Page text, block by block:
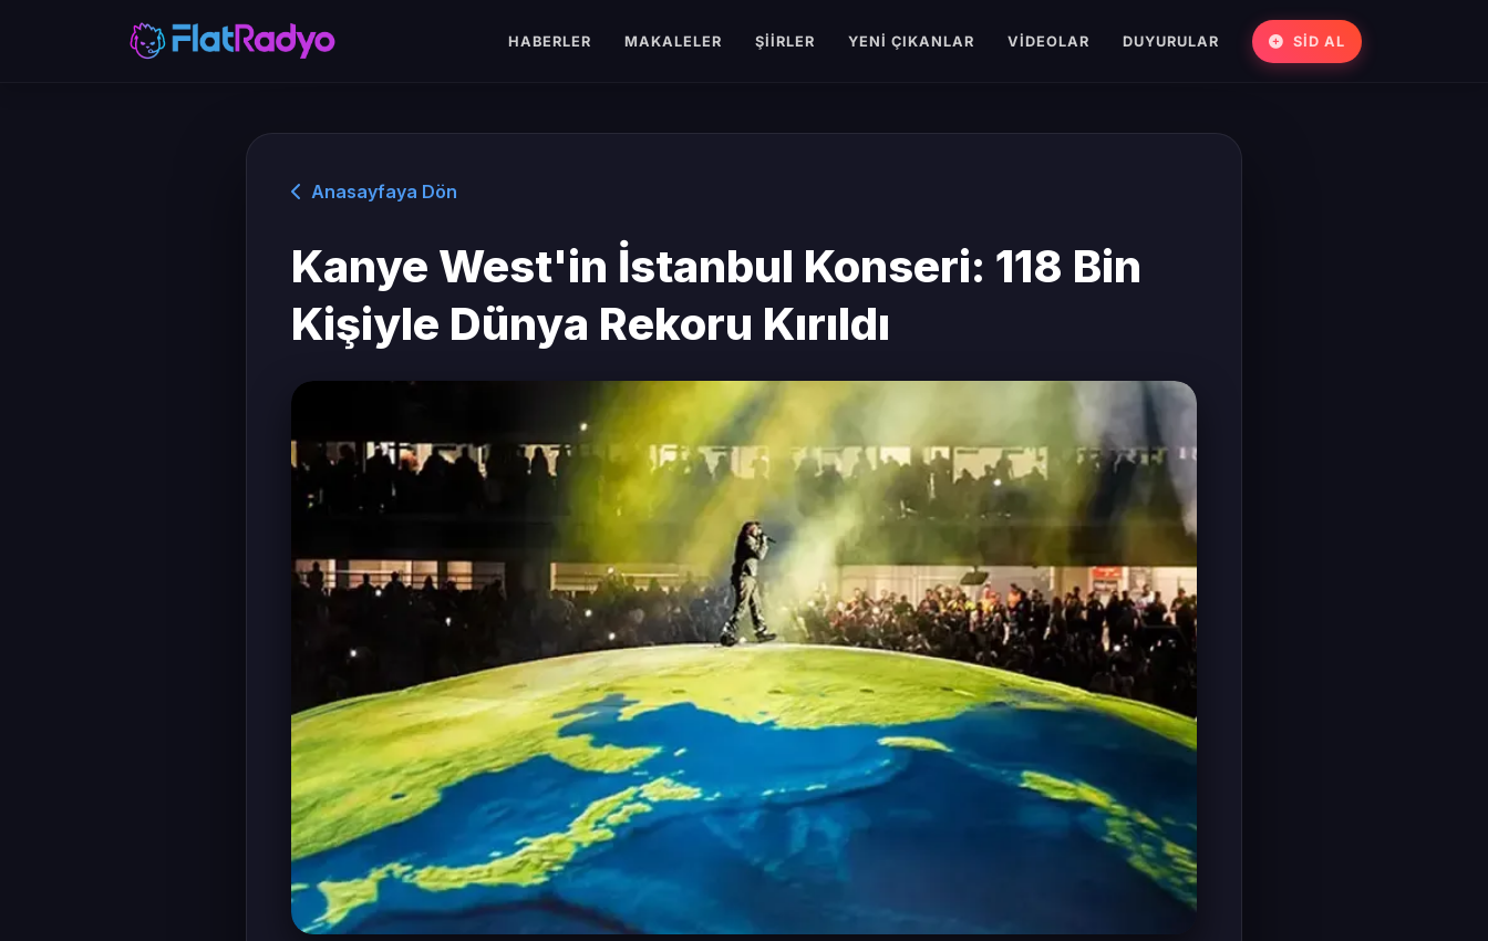
HABERLER MAKALELER ŞIIRLER YENI ÇIKANLAR VIDEOLAR DUYURULAR SİD AL
Anasayfaya Dön
Kanye West'in İstanbul Konseri: 118 Bin
Kişiyle Dünya Rekoru Kırıldı